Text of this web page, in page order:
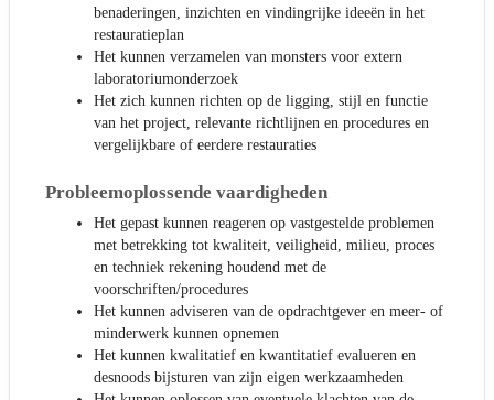
benaderingen, inzichten en vindingrijke ideeën in het
restauratieplan
Het kunnen verzamelen van monsters voor extern
laboratoriumonderzoek
Het zich kunnen richten op de ligging, stijl en functie
van het project, relevante richtlijnen en procedures en
vergelijkbare of eerdere restauraties
Probleemoplossende vaardigheden
Het gepast kunnen reageren op vastgestelde problemen
met betrekking tot kwaliteit, veiligheid, milieu, proces
en techniek rekening houdend met de
voorschriften/procedures
Het kunnen adviseren van de opdrachtgever en meer- of
minderwerk kunnen opnemen
Het kunnen kwalitatief en kwantitatief evalueren en
desnoods bijsturen van zijn eigen werkzaamheden